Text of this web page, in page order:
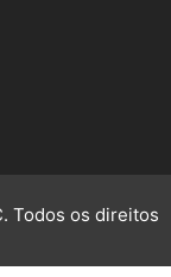
Todos os direitos